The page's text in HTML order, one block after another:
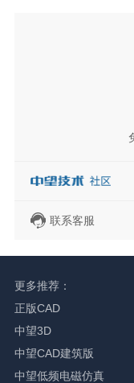
联系客服
更多推荐：
正版CAD
中望3D
中望CAD建筑版
中望低频电磁仿真